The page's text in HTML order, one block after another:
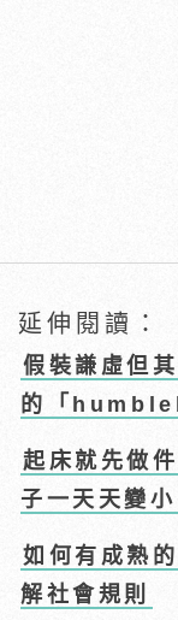
延伸閱讀：
假裝謙虛但
的「
起床就先做
子一天天變
如何有成熟
解社會規則